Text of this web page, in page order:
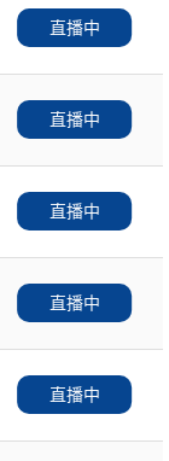
直播中
直播中
直播中
直播中
直播中